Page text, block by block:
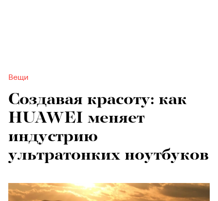
Вещи
Создавая красоту: как
HUAWEI меняет
индустрию
ультратонких ноутбуков